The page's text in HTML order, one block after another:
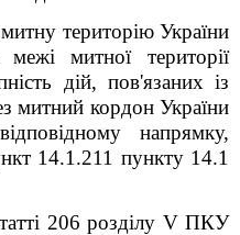
територію України
митної території
дій, пов'язаних із
митний кордон України
напрямку,
14.1.211 пункту 14.1
206 розділу V ПКУ